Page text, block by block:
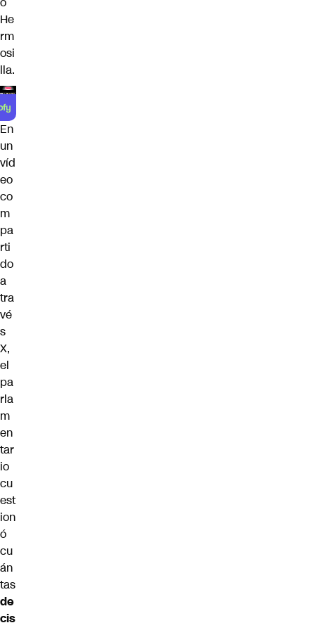
He
rm
osi
lla.
En
un
víd
eo
co
m
pa
rti
do
a
tra
vé
s
X,
el
pa
rla
m
en
tar
io
cu
est
ion
ó
cu
án
tas
de
cis